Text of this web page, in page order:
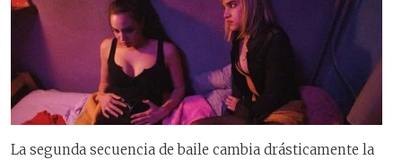
La segunda secuencia de baile cambia drásticamente la